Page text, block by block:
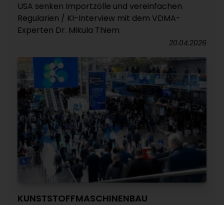
USA senken Importzölle und vereinfachen
Regularien / KI-Interview mit dem VDMA-
Experten Dr. Mikula Thiem
20.04.2026
KUNSTSTOFFMASCHINENBAU